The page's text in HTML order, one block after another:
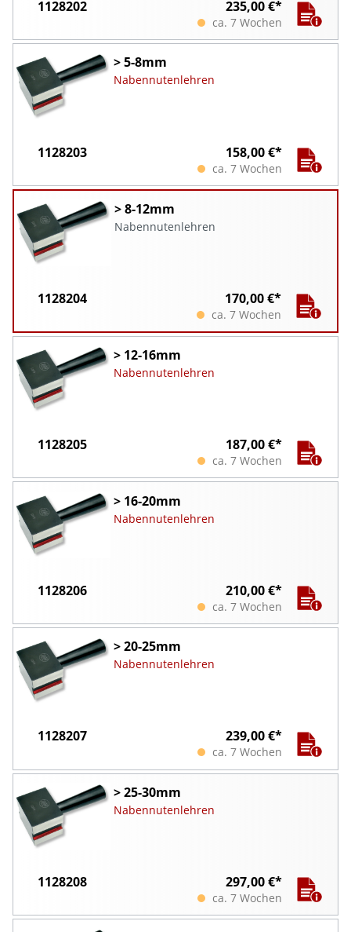
1128202 235,00 €*
ca. 7 Wochen
> 5-8mm
Nabennutenlehren
1128203 158,00 €*
ca. 7 Wochen
> 8-12mm
Nabennutenlehren
1128204 170,00 €*
ca. 7 Wochen
> 12-16mm
Nabennutenlehren
1128205 187,00 €*
ca. 7 Wochen
> 16-20mm
Nabennutenlehren
1128206 210,00 €*
ca. 7 Wochen
> 20-25mm
Nabennutenlehren
1128207 239,00 €*
ca. 7 Wochen
> 25-30mm
Nabennutenlehren
1128208 297,00 €*
ca. 7 Wochen